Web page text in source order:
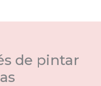
de pintar